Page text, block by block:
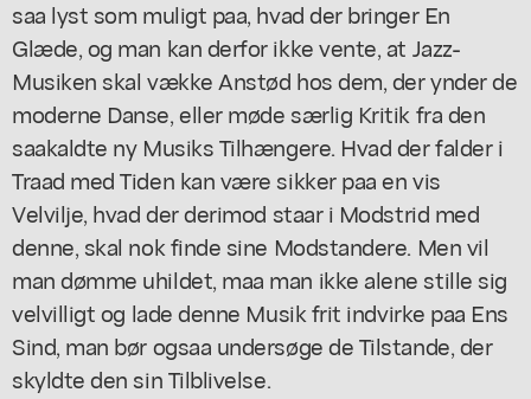
saa lyst som muligt paa, hvad der bringer En
Glæde, og man kan derfor ikke vente, at Jazz-
Musiken skal vække Anstød hos dem, der ynder de
moderne Danse, eller møde særlig Kritik fra den
saakaldte ny Musiks Tilhængere. Hvad der falder i
Traad med Tiden kan være sikker paa en vis
Velvilje, hvad der derimod staar i Modstrid med
denne, skal nok finde sine Modstandere. Men vil
man dømme uhildet, maa man ikke alene stille sig
velvilligt og lade denne Musik frit indvirke paa Ens
Sind, man bør ogsaa undersøge de Tilstande, der
skyldte den sin Tilblivelse.